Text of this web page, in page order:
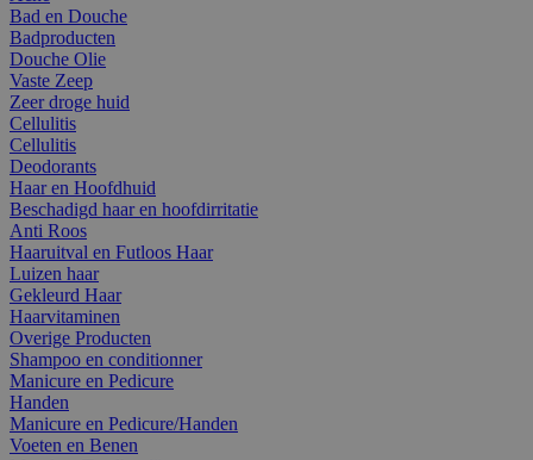
Bad en Douche
Badproducten
Douche Olie
Vaste Zeep
Zeer droge huid
Cellulitis
Cellulitis
Deodorants
Haar en Hoofdhuid
Beschadigd haar en hoofdirritatie
Anti Roos
Haaruitval en Futloos Haar
Luizen haar
Gekleurd Haar
Haarvitaminen
Overige Producten
Shampoo en conditionner
Manicure en Pedicure
Handen
Manicure en Pedicure/Handen
Voeten en Benen